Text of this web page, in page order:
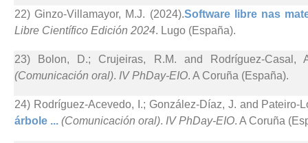
22) Ginzo-Villamayor, M.J. (2024).Software libre nas
Libre Científico Edición 2024. Lugo (España).
23) Bolon, D.; Crujeiras, R.M. and Rodríguez-Casal,
(Comunicación oral). IV PhDay-EIO. A Coruña (España).
24) Rodríguez-Acevedo, I.; González-Díaz, J. and Pateiro-
árbole ... (Comunicación oral). IV PhDay-EIO. A Coruña